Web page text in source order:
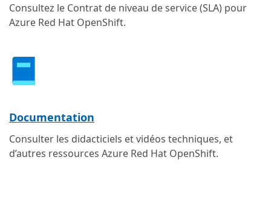
Consultez le Contrat de niveau de service (SLA) pour
Azure Red Hat OpenShift.
Documentation
Consulter les didacticiels et vidéos techniques, et
d’autres ressources Azure Red Hat OpenShift.